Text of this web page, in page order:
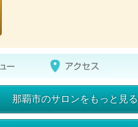
那覇市のサロンをもっと見る